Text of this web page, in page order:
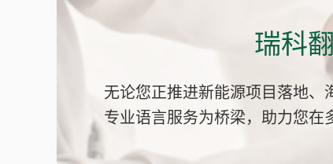
瑞科
无论您正推进新能源项目落地
专业语言服务为桥梁，助力您在